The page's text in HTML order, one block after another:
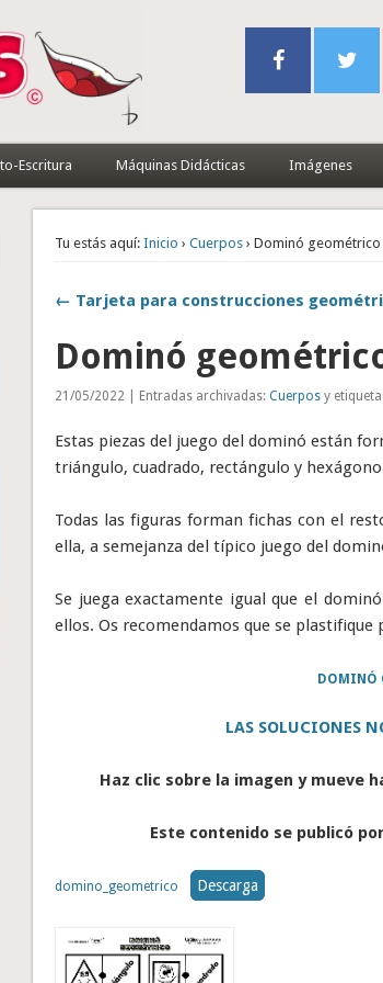
Escritura Máquinas Didácticas Imágenes
Tu estás aquí: Inicio ›Cuerpos › Dominó geométrico
← Tarjeta para construcciones
Dominó
21/05/2022 | Entradas archivadas:Cuerpos y
Estas piezas del juego del dominó están
triángulo, cuadrado, rectángulo y
Todas las figuras forman fichas con el
ella, a semejanza del típico juego del
Se juega exactamente igual que el
ellos. Os recomendamos que se plastifique
DOMINÓ
LAS SOLUCIONES
Haz clic sobre la imagen y mueve
Este contenido se publicó
domino_geometrico Descarga